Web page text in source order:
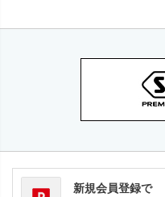
新規会員登録で